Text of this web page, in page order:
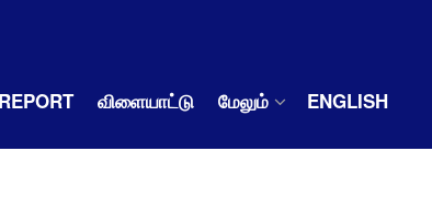
விளையாட்டு மேலும் ENGLISH